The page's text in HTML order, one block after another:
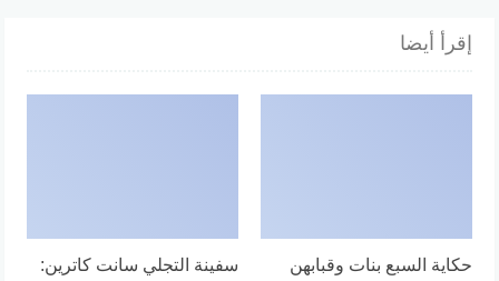
إقرأ أيضا
حكاية السبع بنات وقبابهن
سفينة التجلي سانت كاترين: